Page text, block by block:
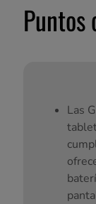
Puntos
Las